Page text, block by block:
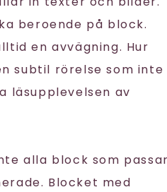
beroende på block.
en avvägning. Hur
subtil rörelse som inte
läsupplevelsen av
alla block som
Blocket med